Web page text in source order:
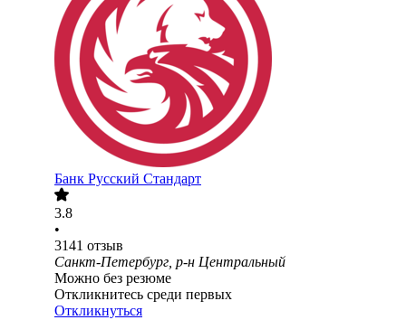
Банк Русский Стандарт
3.8
•
3141 отзыв
Санкт-Петербург, р-н Центральный
Можно без резюме
Откликнитесь среди первых
Откликнуться